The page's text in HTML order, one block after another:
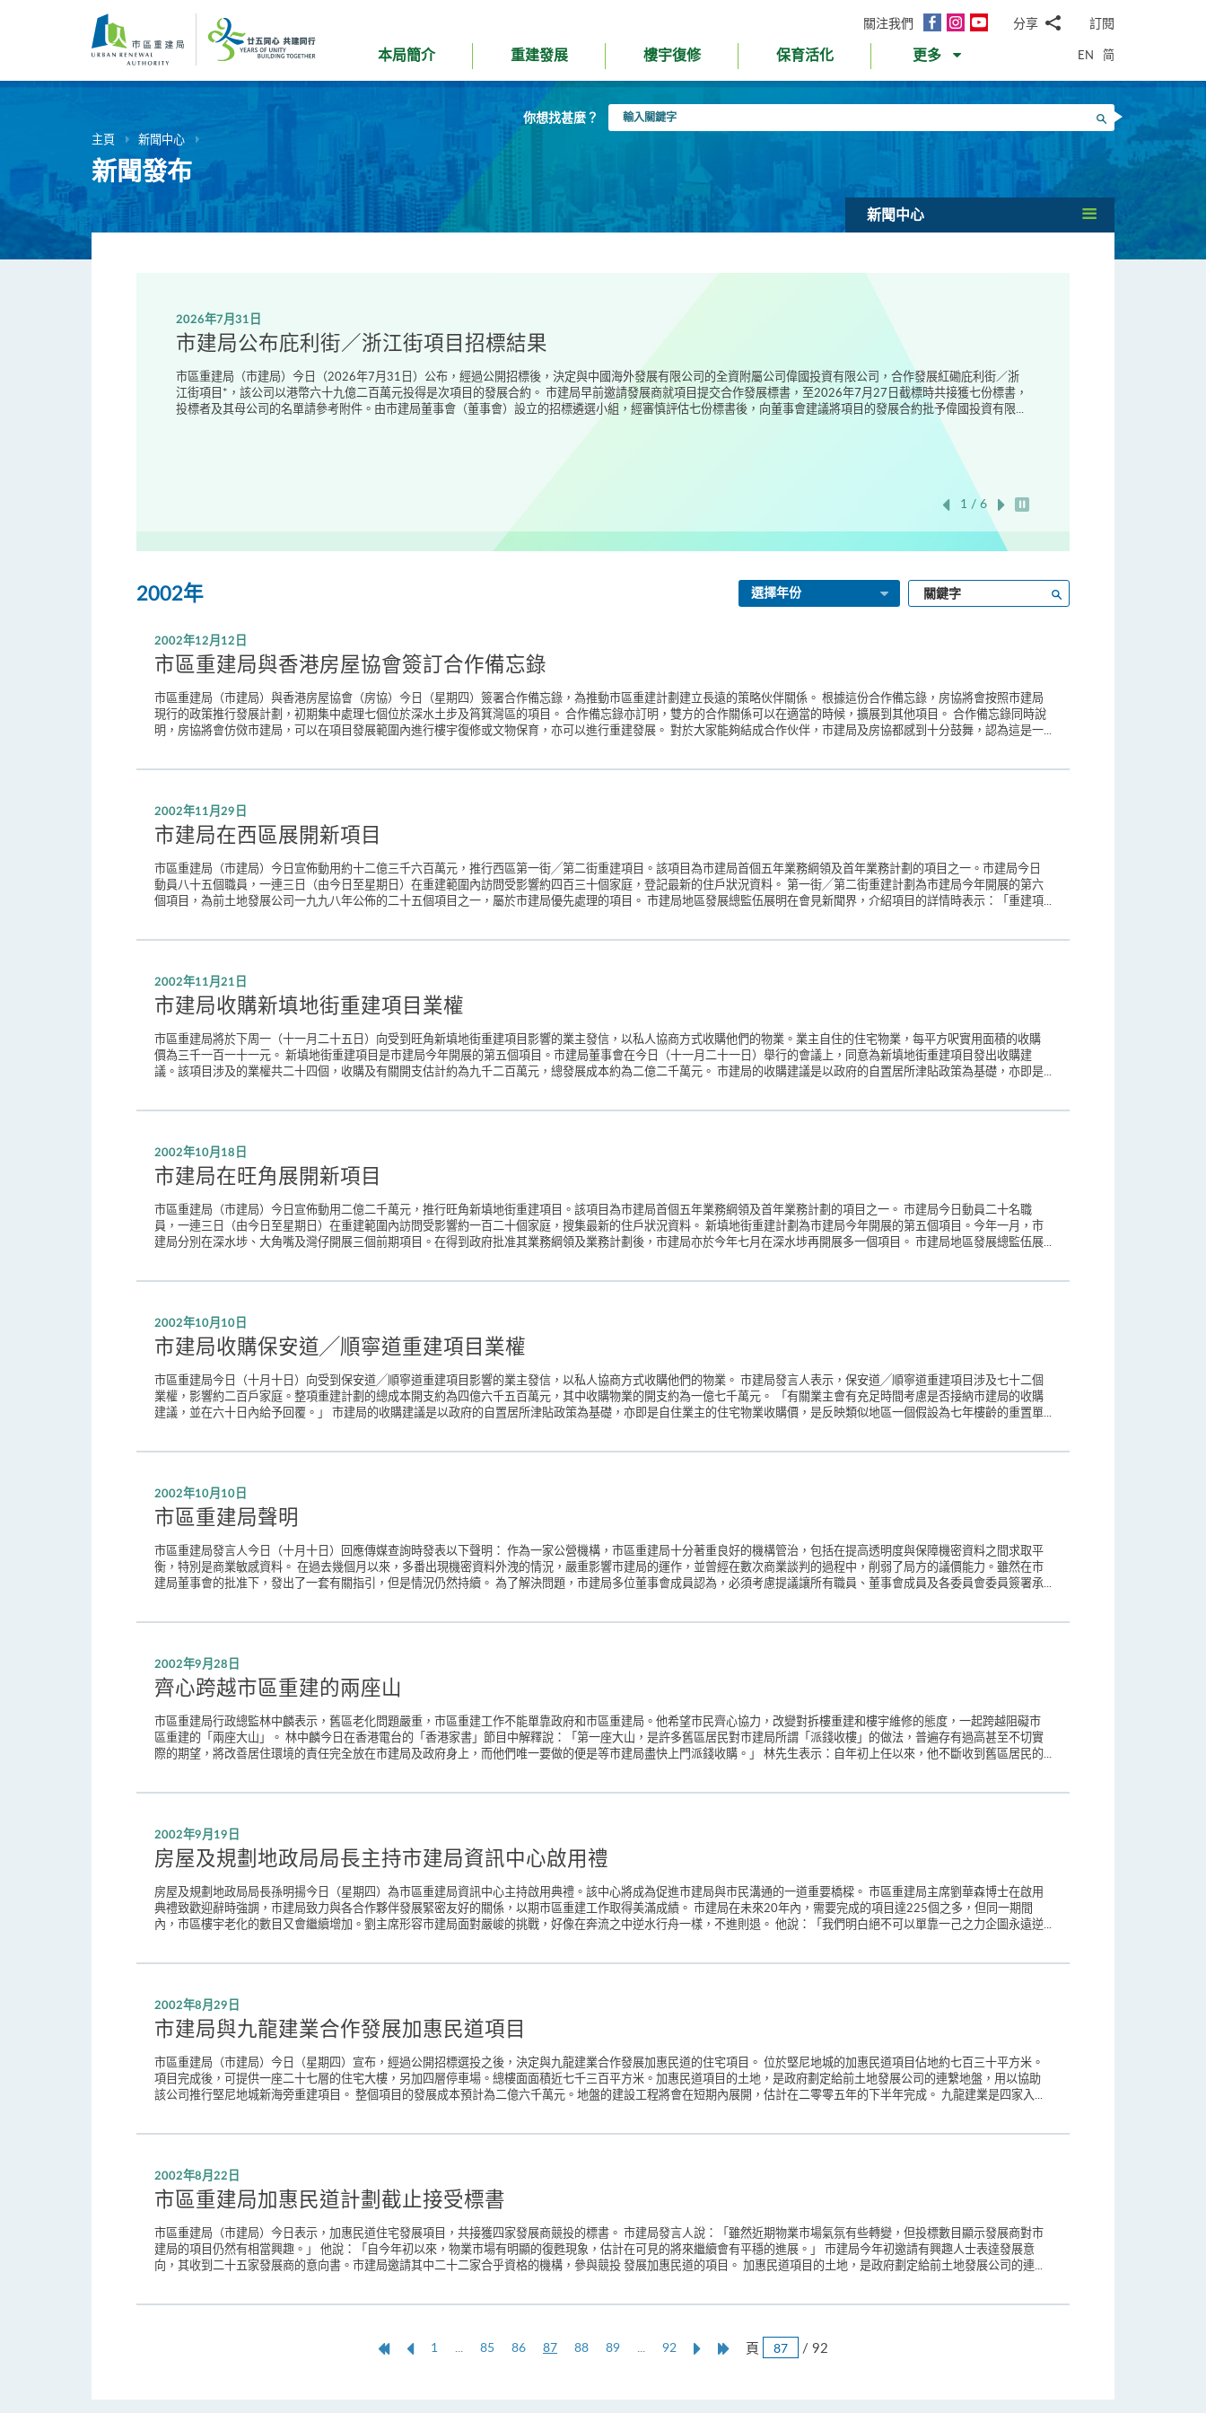
內
關注我們
面
InstagramYouTube分享
郵WhatsApp
微
信
面
書Twitter
LinkedIn
微
訂閱
本局簡介 重建發展 樓宇復修 保育活化 更多 EN 简
你想找甚麼？
入
搜尋
主頁 新聞中心
新聞發布
新聞中心
2026年7月31日
市建局公布庇利街／浙江街項目招標結果
市區重建局（市建局）今日（2026年7月31日）公布，經過公開招標後，決定與中國海外發展有限公司的全資附屬公司偉國投資有限公司，合作發展紅磡庇利街／浙
江街項目*，該公司以港幣六十九億二百萬元投得是次項目的發展合約。 市建局早前邀請發展商就項目提交合作發展標書，至2026年7月27日截標時共接獲七份標書，
投標者及其母公司的名單請參考附件。由市建局董事會（董事會）設立的招標遴選小組，經審慎評估七份標書後，向董事會建議將項目的發展合約批予偉國投資有限...
1 / 6
2002年 選擇年份
輸
入
2002年12月12日
市區重建局與香港房屋協會簽訂合作備忘錄
市區重建局（市建局）與香港房屋協會（房協）今日（星期四）簽署合作備忘錄，為推動市區重建計劃建立長遠的策略伙伴關係。 根據這份合作備忘錄，房協將會按照市建局
現行的政策推行發展計劃，初期集中處理七個位於深水土步及筲箕灣區的項目。 合作備忘錄亦訂明，雙方的合作關係可以在適當的時候，擴展到其他項目。 合作備忘錄同時說
明，房協將會仿傚市建局，可以在項目發展範圍內進行樓宇復修或文物保育，亦可以進行重建發展。 對於大家能夠結成合作伙伴，市建局及房協都感到十分鼓舞，認為這是一...
2002年11月29日
市建局在西區展開新項目
市區重建局（市建局）今日宣佈動用約十二億三千六百萬元，推行西區第一街╱第二街重建項目。該項目為市建局首個五年業務綱領及首年業務計劃的項目之一。市建局今日
動員八十五個職員，一連三日（由今日至星期日）在重建範圍內訪問受影響約四百三十個家庭，登記最新的住戶狀況資料。 第一街╱第二街重建計劃為市建局今年開展的第六
個項目，為前土地發展公司一九九八年公佈的二十五個項目之一，屬於市建局優先處理的項目。 市建局地區發展總監伍展明在會見新聞界，介紹項目的詳情時表示：「重建項...
2002年11月21日
市建局收購新填地街重建項目業權
市區重建局將於下周一（十一月二十五日）向受到旺角新填地街重建項目影響的業主發信，以私人協商方式收購他們的物業。業主自住的住宅物業，每平方呎實用面積的收購
價為三千一百一十一元。 新填地街重建項目是市建局今年開展的第五個項目。市建局董事會在今日（十一月二十一日）舉行的會議上，同意為新填地街重建項目發出收購建
議。該項目涉及的業權共二十四個，收購及有關開支估計約為九千二百萬元，總發展成本約為二億二千萬元。 市建局的收購建議是以政府的自置居所津貼政策為基礎，亦即是...
2002年10月18日
市建局在旺角展開新項目
市區重建局（市建局）今日宣佈動用二億二千萬元，推行旺角新填地街重建項目。該項目為市建局首個五年業務綱領及首年業務計劃的項目之一。 市建局今日動員二十名職
員，一連三日（由今日至星期日）在重建範圍內訪問受影響約一百二十個家庭，搜集最新的住戶狀況資料。 新填地街重建計劃為市建局今年開展的第五個項目。今年一月，市
建局分別在深水埗、大角嘴及灣仔開展三個前期項目。在得到政府批准其業務綱領及業務計劃後，市建局亦於今年七月在深水埗再開展多一個項目。 市建局地區發展總監伍展...
2002年10月10日
市建局收購保安道╱順寧道重建項目業權
市區重建局今日（十月十日）向受到保安道╱順寧道重建項目影響的業主發信，以私人協商方式收購他們的物業。 市建局發言人表示，保安道╱順寧道重建項目涉及七十二個
業權，影響約二百戶家庭。整項重建計劃的總成本開支約為四億六千五百萬元，其中收購物業的開支約為一億七千萬元。 「有關業主會有充足時間考慮是否接納市建局的收購
建議，並在六十日內給予回覆。」 市建局的收購建議是以政府的自置居所津貼政策為基礎，亦即是自住業主的住宅物業收購價，是反映類似地區一個假設為七年樓齡的重置單...
2002年10月10日
市區重建局聲明
市區重建局發言人今日（十月十日）回應傳媒查詢時發表以下聲明： 作為一家公營機構，市區重建局十分著重良好的機構管治，包括在提高透明度與保障機密資料之間求取平
衡，特別是商業敏感資料。 在過去幾個月以來，多番出現機密資料外洩的情況，嚴重影響市建局的運作，並曾經在數次商業談判的過程中，削弱了局方的議價能力。雖然在市
建局董事會的批准下，發出了一套有關指引，但是情況仍然持續。 為了解決問題，市建局多位董事會成員認為，必須考慮提議讓所有職員、董事會成員及各委員會委員簽署承...
2002年9月28日
齊心跨越市區重建的兩座山
市區重建局行政總監林中麟表示，舊區老化問題嚴重，市區重建工作不能單靠政府和市區重建局。他希望市民齊心協力，改變對拆樓重建和樓宇維修的態度，一起跨越阻礙市
區重建的「兩座大山」。 林中麟今日在香港電台的「香港家書」節目中解釋說：「第一座大山，是許多舊區居民對市建局所謂「派錢收樓」的做法，普遍存有過高甚至不切實
際的期望，將改善居住環境的責任完全放在市建局及政府身上，而他們唯一要做的便是等市建局盡快上門派錢收購。」 林先生表示：自年初上任以來，他不斷收到舊區居民的...
2002年9月19日
房屋及規劃地政局局長主持市建局資訊中心啟用禮
房屋及規劃地政局局長孫明揚今日（星期四）為市區重建局資訊中心主持啟用典禮。該中心將成為促進市建局與市民溝通的一道重要橋樑。 市區重建局主席劉華森博士在啟用
典禮致歡迎辭時強調，市建局致力與各合作夥伴發展緊密友好的關係，以期市區重建工作取得美滿成績。 市建局在未來20年內，需要完成的項目達225個之多，但同一期間
內，市區樓宇老化的數目又會繼續增加。劉主席形容市建局面對嚴峻的挑戰，好像在奔流之中逆水行舟一樣，不進則退。 他說：「我們明白絕不可以單靠一己之力企圖永遠逆...
2002年8月29日
市建局與九龍建業合作發展加惠民道項目
市區重建局（市建局）今日（星期四）宣布，經過公開招標選投之後，決定與九龍建業合作發展加惠民道的住宅項目。 位於堅尼地城的加惠民道項目佔地約七百三十平方米。
項目完成後，可提供一座二十七層的住宅大樓，另加四層停車場。總樓面面積近七千三百平方米。加惠民道項目的土地，是政府劃定給前土地發展公司的連繫地盤，用以協助
該公司推行堅尼地城新海旁重建項目。 整個項目的發展成本預計為二億六千萬元。地盤的建設工程將會在短期內展開，估計在二零零五年的下半年完成。 九龍建業是四家入...
2002年8月22日
市區重建局加惠民道計劃截止接受標書
市區重建局（市建局）今日表示，加惠民道住宅發展項目，共接獲四家發展商競投的標書。 市建局發言人說：「雖然近期物業市場氣氛有些轉變，但投標數目顯示發展商對市
建局的項目仍然有相當興趣。」 他說：「自今年初以來，物業市場有明顯的復甦現象，估計在可見的將來繼續會有平穩的進展。」 市建局今年初邀請有興趣人士表達發展意
向，其收到二十五家發展商的意向書。市建局邀請其中二十二家合乎資格的機構，參與競投 發展加惠民道的項目。 加惠民道項目的土地，是政府劃定給前土地發展公司的連...
第
上
1 ... 85 86 87本
88 89 ... 92
NextLast頁 / 92